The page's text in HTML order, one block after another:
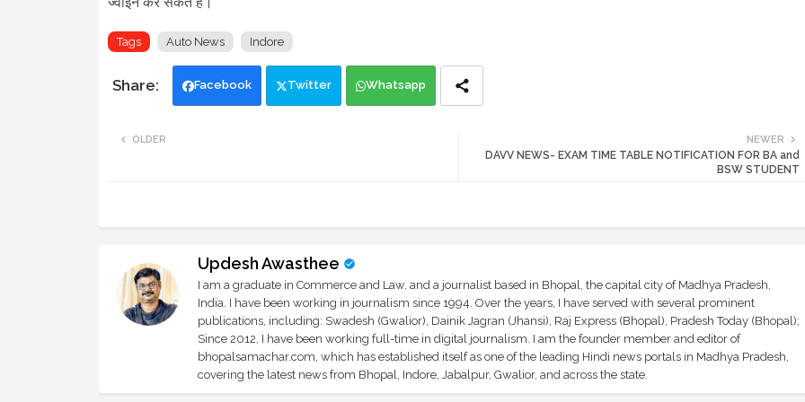
Tags Auto News Indore
Facebook Twitter Whatsapp
NEWER
DAVV NEWS- EXAM TIME TABLE NOTIFICATION FOR BA and
BSW STUDENT
OLDER
Updesh Awasthee
I am a graduate in Commerce and Law, and a journalist based in Bhopal, the capital city of Madhya Pradesh,
India. I have been working in journalism since 1994. Over the years, I have served with several prominent
publications, including: Swadesh (Gwalior), Dainik Jagran (Jhansi), Raj Express (Bhopal), Pradesh Today (Bhopal);
Since 2012, I have been working full-time in digital journalism. I am the founder member and editor of
bhopalsamachar.com, which has established itself as one of the leading Hindi news portals in Madhya Pradesh,
covering the latest news from Bhopal, Indore, Jabalpur, Gwalior, and across the state.